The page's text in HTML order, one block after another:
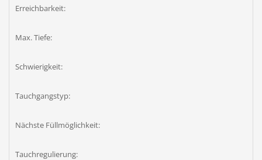
Erreichbarkeit:
Max. Tiefe:
Schwierigkeit:
Tauchgangstyp:
Nächste Füllmöglichkeit:
Tauchregulierung: